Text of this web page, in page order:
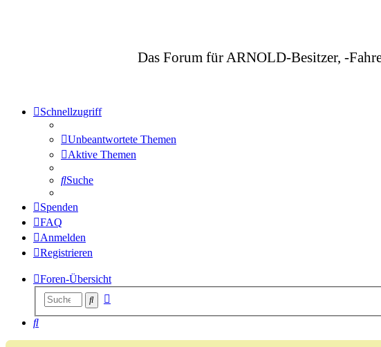
Das Forum für ARNOLD-Besitzer, -
Schnellzugriff
Unbeantwortete Themen
Aktive Themen
Suche
Spenden
FAQ
Anmelden
Registrieren
Foren-Übersicht
Suche
Suche